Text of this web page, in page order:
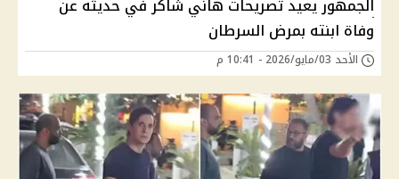
الجمهور يعيد تصريحات هاني شاكر في حديثه عن
وفاة ابنته بمرض السرطان
الأحد 03/مايو/2026 - 10:41 م